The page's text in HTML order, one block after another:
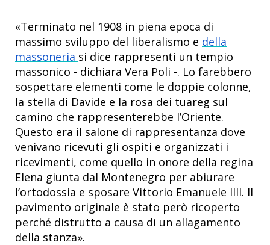
«Terminato nel 1908 in piena epoca di
massimo sviluppo del liberalismo e della
massoneria si dice rappresenti un tempio
massonico - dichiara Vera Poli -. Lo farebbero
sospettare elementi come le doppie colonne,
la stella di Davide e la rosa dei tuareg sul
camino che rappresenterebbe l’Oriente.
Questo era il salone di rappresentanza dove
venivano ricevuti gli ospiti e organizzati i
ricevimenti, come quello in onore della regina
Elena giunta dal Montenegro per abiurare
l’ortodossia e sposare Vittorio Emanuele IIII. Il
pavimento originale è stato però ricoperto
perché distrutto a causa di un allagamento
della stanza».